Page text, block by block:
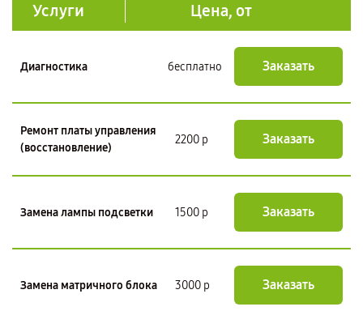
Услуги Цена, от
Диагностика бесплатно Заказать
Ремонт платы управления
(восстановление)
2200 р Заказать
Замена лампы подсветки 1500 р Заказать
Замена матричного блока 3000 р Заказать